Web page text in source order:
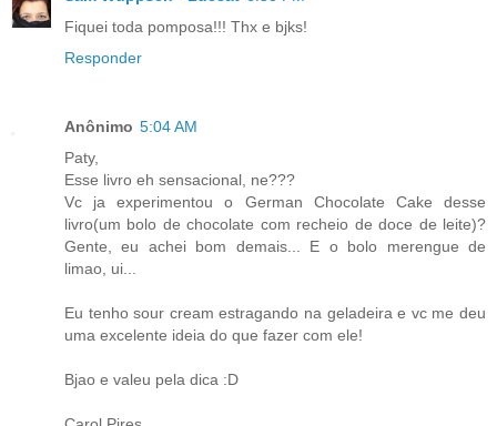
Fiquei toda pomposa!!! Thx e bjks!
Responder
Anônimo 5:04 AM
Paty,
Esse livro eh sensacional, ne???
Vc ja experimentou o German Chocolate Cake desse
livro(um bolo de chocolate com recheio de doce de leite)?
Gente, eu achei bom demais... E o bolo merengue de
limao, ui...
Eu tenho sour cream estragando na geladeira e vc me deu
uma excelente ideia do que fazer com ele!
Bjao e valeu pela dica :D